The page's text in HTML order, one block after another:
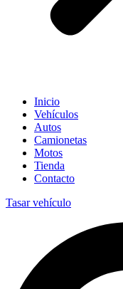
Inicio
Vehículos
Autos
Camionetas
Motos
Tienda
Contacto
Tasar vehículo